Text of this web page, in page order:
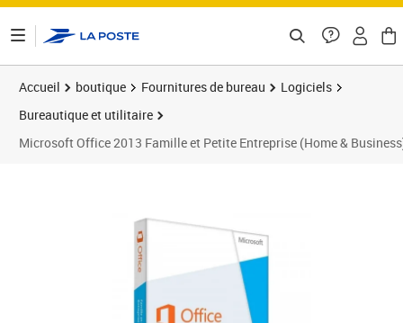
Accueil boutique Fournitures de bureau
Logiciels
Bureautique et utilitaire
Microsoft Office 2013 Famille et Petite Entreprise (Home &